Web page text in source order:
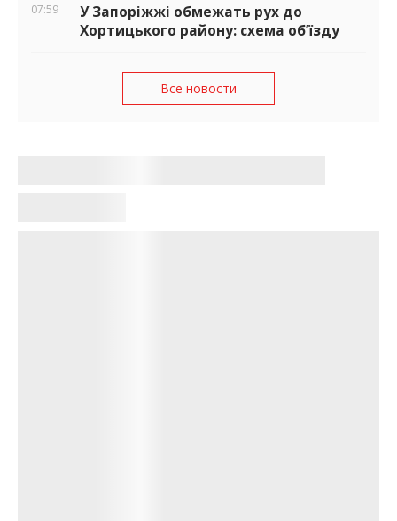
07:59
У Запоріжжі обмежать рух до
Хортицького району: схема об’їзду
Все новости